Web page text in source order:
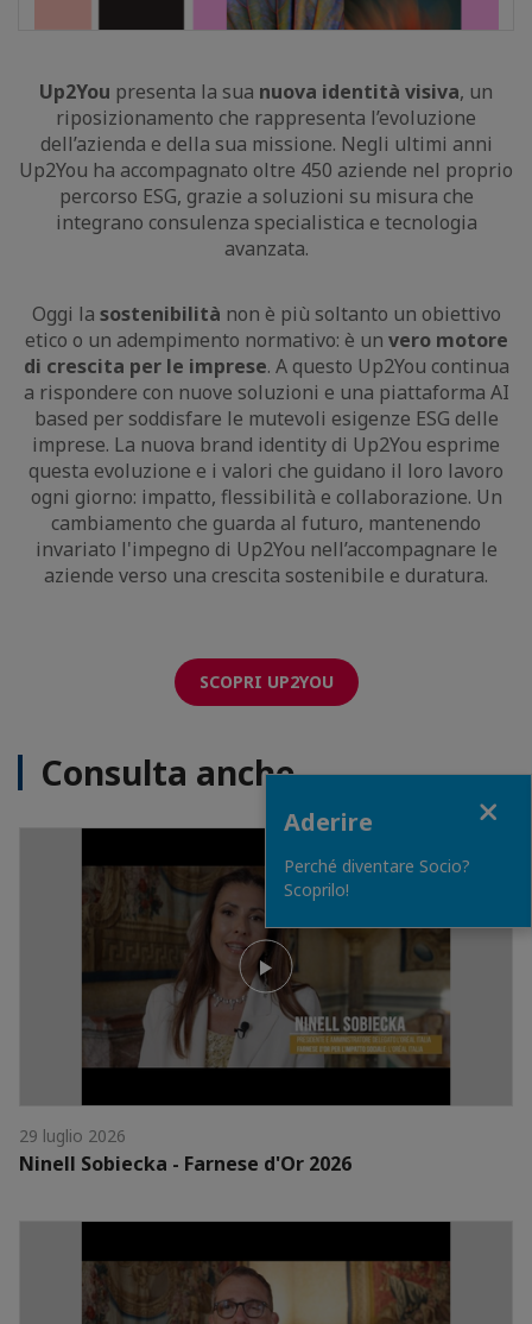
Up2You presenta la sua nuova identità visiva, un
riposizionamento che rappresenta l’evoluzione
dell’azienda e della sua missione. Negli ultimi anni
Up2You ha accompagnato oltre 450 aziende nel proprio
percorso ESG, grazie a soluzioni su misura che
integrano consulenza specialistica e tecnologia
avanzata.
Oggi la sostenibilità non è più soltanto un obiettivo
etico o un adempimento normativo: è un vero motore
di crescita per le imprese. A questo Up2You continua
a rispondere con nuove soluzioni e una piattaforma AI
based per soddisfare le mutevoli esigenze ESG delle
imprese. La nuova brand identity di Up2You esprime
questa evoluzione e i valori che guidano il loro lavoro
ogni giorno: impatto, flessibilità e collaborazione. Un
cambiamento che guarda al futuro, mantenendo
invariato l'impegno di Up2You nell’accompagnare le
aziende verso una crescita sostenibile e duratura.
SCOPRI UP2YOU
Consulta anche
29 luglio 2026
Ninell Sobiecka - Farnese d'Or 2026
Aderire
Perché diventare Socio?
Scoprilo!